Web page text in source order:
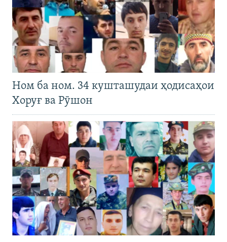
Ном ба ном. 34 кушташудаи ҳодисаҳои
Хоруғ ва Рӯшон